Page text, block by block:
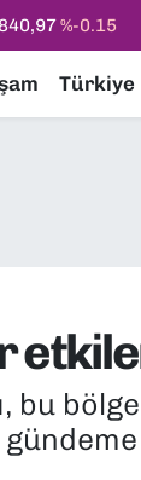
%0.18
%0.38
Türkiye
bu